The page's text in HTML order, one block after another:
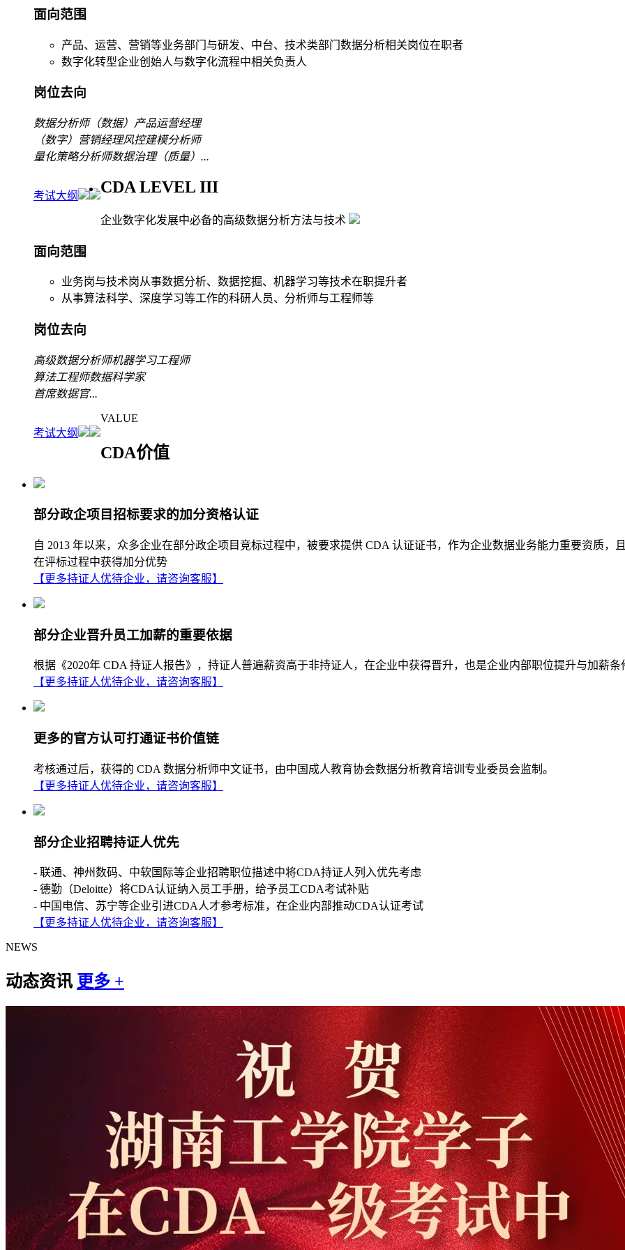
面向范围
产品、运营、营销等业务部门与研发、中台、技术类部门数据分析相关岗位在职者
数字化转型企业创始人与数字化流程中相关负责人
岗位去向
数据分析师（数据）产品运营经理
（数字）营销经理风控建模分析师
量化策略分析师数据治理（质量） ...
考试大纲 CDA LEVEL III
企业数字化发展中必备的高级数据分析方法与技术
面向范围
业务岗与技术岗从事数据分析、数据挖掘、机器学习等技术在职提升者
从事算法科学、深度学习等工作的科研人员、分析师与工程师等
岗位去向
高级数据分析师机器学习工程师
算法工程师数据科学家
首席数据官...
考试大纲
VALUE
CDA价值
部分政企项目招标要求的加分资格认证
自 2013 年以来，众多企业在部分政企项目竞标过程中，被要求提供 CDA 认证证书，作为企业数据业务能力重要资质
在评标过程中获得加分优势
【更多持证人优待企业，请咨询客服】
部分企业晋升员工加薪的重要依据
根据《2020年 CDA 持证人报告》，持证人普遍薪资高于非持证人，在企业中获得晋升，也是企业内部职位提升与加薪条
【更多持证人优待企业，请咨询客服】
更多的官方认可打通证书价值链
考核通过后，获得的 CDA 数据分析师中文证书，由中国成人教育协会数据分析教育培训专业委员会监制。
【更多持证人优待企业，请咨询客服】
部分企业招聘持证人优先
- 联通、神州数码、中软国际等企业招聘职位描述中将CDA持证人列入优先考虑
- 德勤（Deloitte）将CDA认证纳入员工手册，给予员工CDA考试补贴
- 中国电信、苏宁等企业引进CDA人才参考标准，在企业内部推动CDA认证考试
【更多持证人优待企业，请咨询客服】
NEWS
动态资讯 更多 +